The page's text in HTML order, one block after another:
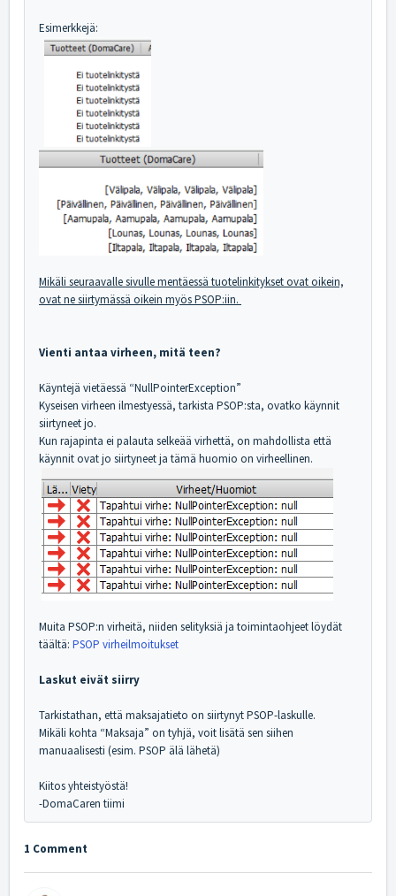
Esimerkkejä:
Mikäli seuraavalle sivulle mentäessä tuotelinkitykset ovat oikein,
ovat ne siirtymässä oikein myös PSOP:iin.
Vienti antaa virheen, mitä teen?
Käyntejä vietäessä “NullPointerException”
Kyseisen virheen ilmestyessä, tarkista PSOP:sta, ovatko käynnit
siirtyneet jo.
Kun rajapinta ei palauta selkeää virhettä, on mahdollista että
käynnit ovat jo siirtyneet ja tämä huomio on virheellinen.
Muita PSOP:n virheitä, niiden selityksiä ja toimintaohjeet löydät
täältä: PSOP virheilmoitukset
Laskut eivät siirry
Tarkistathan, että maksajatieto on siirtynyt PSOP-laskulle.
Mikäli kohta “Maksaja” on tyhjä, voit lisätä sen siihen
manuaalisesti (esim. PSOP älä lähetä)
Kiitos yhteistyöstä!
-DomaCaren tiimi
1 Comment